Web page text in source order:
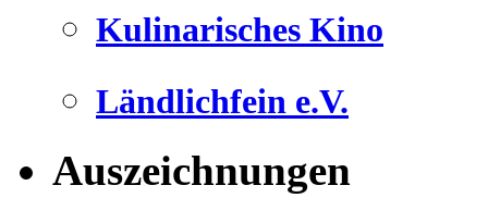
Kulinarisches Kino
Ländlichfein e.V.
Auszeichnungen